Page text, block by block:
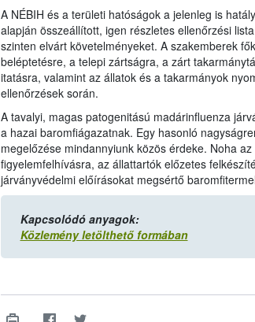
A NÉBIH és a területi hatóságok a jelenleg is
alapján összeállított, igen részletes ellenőrzési
szinten elvárt követelményeket. A szakemberek
beléptetésre, a telepi zártságra, a zárt
itatásra, valamint az állatok és a takarmányok
ellenőrzések során.
A tavalyi, magas patogenitású madárinfluenza
a hazai baromfiágazatnak. Egy hasonló
megelőzése mindannyiunk közös érdeke. Noha
figyelemfelhívásra, az állattartók előzetes
járványvédelmi előírásokat megsértő
Kapcsolódó anyagok:
Közlemény letölthető formában